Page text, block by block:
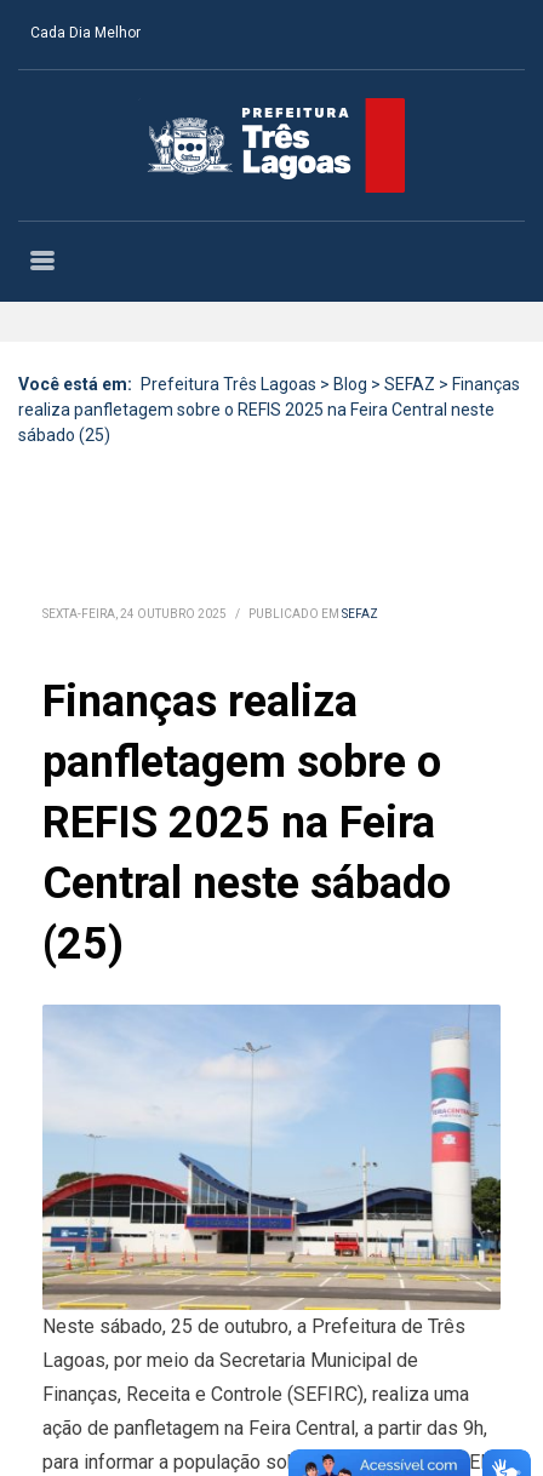
Cada Dia Melhor
Você está em: Prefeitura Três Lagoas > Blog > SEFAZ > Finanças
realiza panfletagem sobre o REFIS 2025 na Feira Central neste
sábado (25)
SEXTA-FEIRA, 24 OUTUBRO 2025 / PUBLICADO EM SEFAZ
Finanças realiza
panfletagem sobre o
REFIS 2025 na Feira
Central neste sábado
(25)
Neste sábado, 25 de outubro, a Prefeitura de Três
Lagoas, por meio da Secretaria Municipal de
Finanças, Receita e Controle (SEFIRC), realiza uma
ação de panfletagem na Feira Central, a partir das 9h,
para informar a população sobre o REFIS 2025 – LEI